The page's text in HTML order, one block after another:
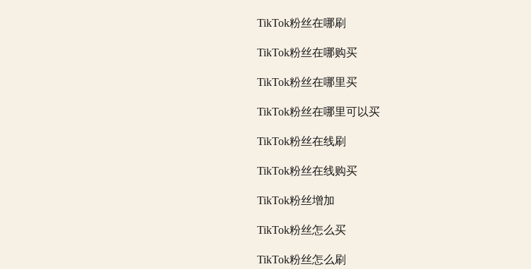
TikTok粉丝在哪刷
TikTok粉丝在哪购买
TikTok粉丝在哪里买
TikTok粉丝在哪里可以买
TikTok粉丝在线刷
TikTok粉丝在线购买
TikTok粉丝增加
TikTok粉丝怎么买
TikTok粉丝怎么刷